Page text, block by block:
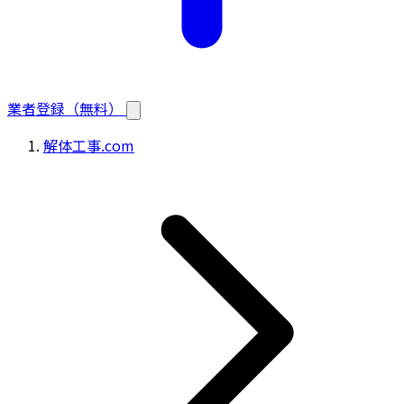
業者登録（無料）
解体工事.com